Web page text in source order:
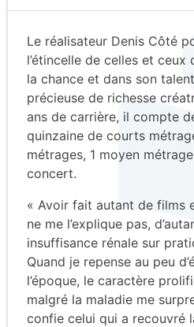
Le réalisateur Denis Côté
l’étincelle de celles et
la chance et dans son
précieuse de richesse
ans de carrière, il compte
quinzaine de courts
métrages, 1 moyen
concert.
« Avoir fait autant de films
ne me l’explique pas,
insuffisance rénale sur
Quand je repense au peu
l’époque, le caractère
malgré la maladie me
confie celui qui a recouvré